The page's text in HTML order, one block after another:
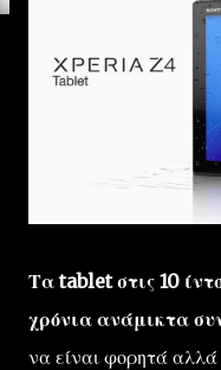
Τα tablet στις 10
χρόνια ανάμικτα
να είναι φορητά αλλά